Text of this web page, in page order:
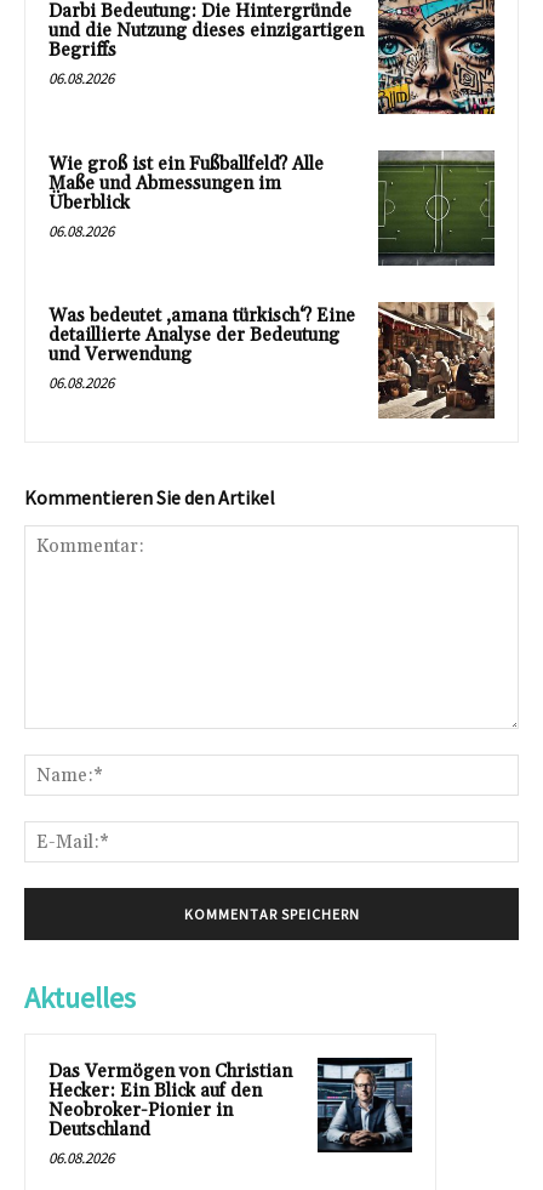
Darbi Bedeutung: Die Hintergründe
und die Nutzung dieses einzigartigen
Begriffs
06.08.2026
Wie groß ist ein Fußballfeld? Alle
Maße und Abmessungen im
Überblick
06.08.2026
Was bedeutet ‚amana türkisch‘? Eine
detaillierte Analyse der Bedeutung
und Verwendung
06.08.2026
Kommentieren Sie den Artikel
Aktuelles
Das Vermögen von Christian
Hecker: Ein Blick auf den
Neobroker-Pionier in
Deutschland
06.08.2026